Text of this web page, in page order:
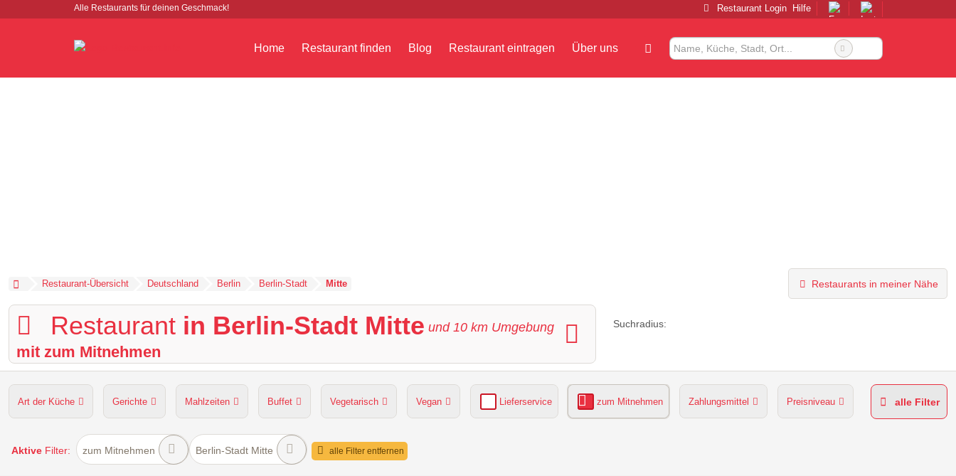
Alle Restaurants für deinen Geschmack! Restaurant Login Hilfe
Home Restaurant finden Blog Restaurant eintragen Über uns
Restaurant-Übersicht Deutschland Berlin Berlin-Stadt Mitte Restaurants in meiner Nähe
Restaurant in Berlin-Stadt Mitte und 10 km Umgebung
mit zum Mitnehmen
Suchradius:
Art der Küche Gerichte Mahlzeiten Buffet Vegetarisch Vegan Lieferservice zum Mitnehmen Zahlungsmittel Preisniveau
Hunde erlaubt Kapazität Sitzplätze im Freien grüner Gastgarten
alle Filter
Aktive Filter: zum Mitnehmen Berlin-Stadt Mitte alle Filter entfernen